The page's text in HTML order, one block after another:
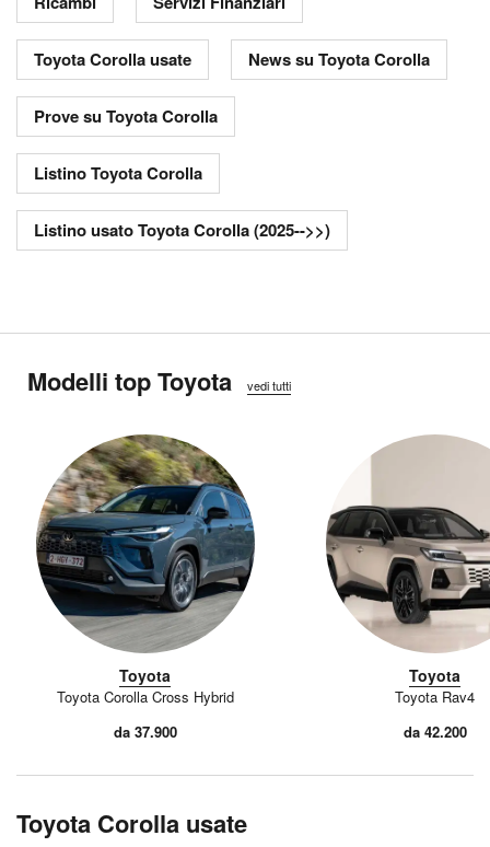
Toyota Corolla usate News su Toyota Corolla
Prove su Toyota Corolla
Listino Toyota Corolla
Listino usato Toyota Corolla (2025-->>)
Modelli top Toyota vedi tutti
Toyota
Toyota Corolla Cross Hybrid
da 37.900
Toyota
Toyota Rav4
da 42.200
Toyota Corolla usate